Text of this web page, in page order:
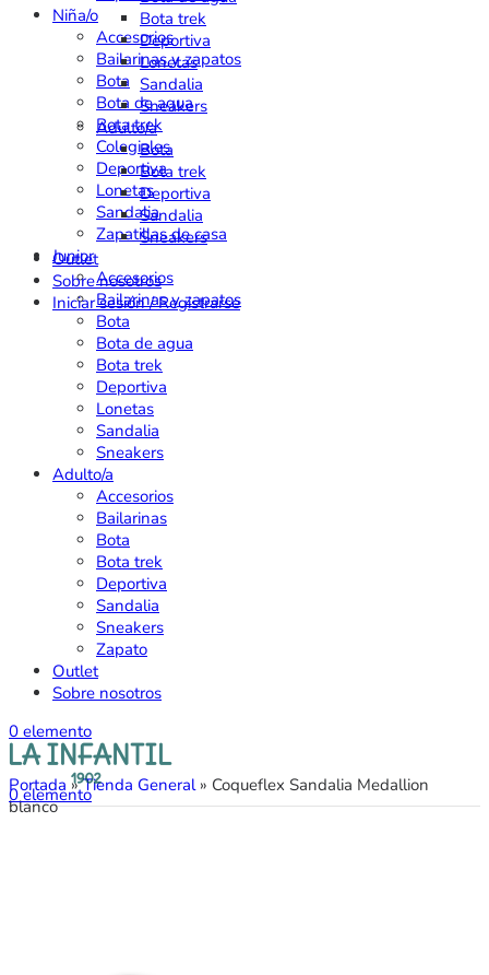
Niña/o
Accesorios
Bailarinas y zapatos
Bota
Bota de agua
Bota trek
Colegiales
Deportiva
Lonetas
Sandalia
Zapatillas de casa
Junior
Accesorios
Bailarinas y zapatos
Bota
Bota de agua
Bota trek
Deportiva
Lonetas
Sandalia
Sneakers
Adulto/a
Accesorios
Bailarinas
Bota
Bota trek
Deportiva
Sandalia
Sneakers
Zapato
Outlet
Sobre nosotros
0 elemento
0elemento
Portada »Tienda General» Coqueflex Sandalia Medallion
blanco
Bota trek
Deportiva
Lonetas
Sandalia
Sneakers
Adulto/a
Bota
Bota trek
Deportiva
Sandalia
Sneakers
Outlet
Sobre nosotros
Iniciar sesión / Registrarse